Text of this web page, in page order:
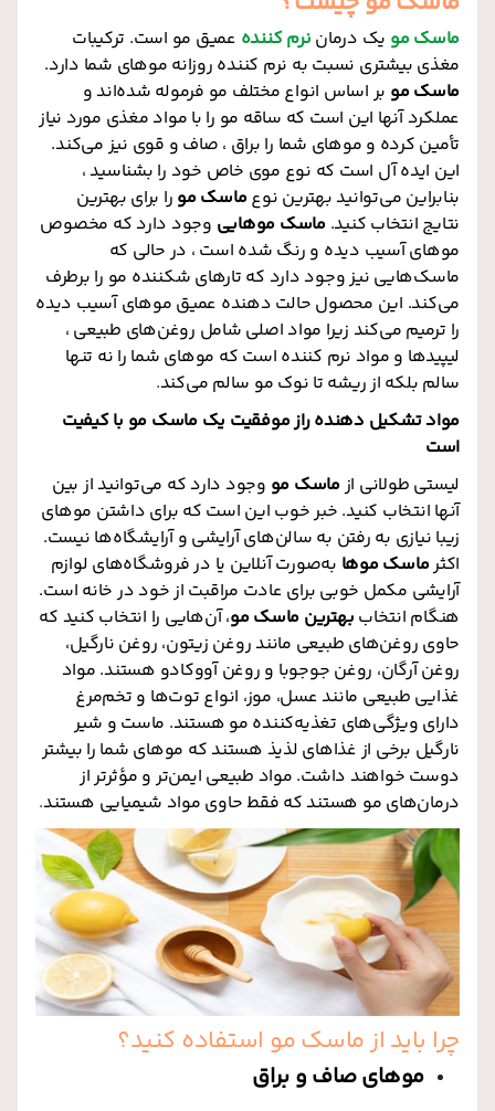
ماسک مو یک درمان نرم کننده عمیق مو است. ترکیبات
مغذی بیشتری نسبت به نرم کننده روزانه موهای شما دارد.
ماسک مو بر اساس انواع مختلف مو فرموله شده‌اند و
عملکرد آنها این است که ساقه مو را با مواد مغذی مورد نیاز
تأمین کرده و موهای شما را براق ، صاف و قوی نیز می‌کند.
این ایده آل است که نوع موی خاص خود را بشناسید ،
بنابراین می‌توانید بهترین نوعماسک مو را برای بهترین
نتایج انتخاب کنید.ماسک موهایی وجود دارد که مخصوص
موهای آسیب دیده و رنگ شده است ، در حالی که
ماسک‌هایی نیز وجود دارد که تارهای شکننده مو را برطرف
می‌کند. این محصول حالت دهنده عمیق موهای آسیب دیده
را ترمیم می‌کند زیرا مواد اصلی شامل روغن‌های طبیعی ،
لیپیدها و مواد نرم کننده است که موهای شما را نه تنها
سالم بلکه از ریشه تا نوک مو سالم می‌کند.
مواد تشکیل دهنده راز موفقیت یک ماسک مو با کیفیت
است
لیستی طولانی ازماسک مو وجود دارد که می‌توانید از بین
آنها انتخاب کنید. خبر خوب این است که برای داشتن موهای
زیبا نیازی به رفتن به سالن‌های آرایشی و آرایشگاه‌ها نیست.
اکثرماسک موها به‌صورت آنلاین یا در فروشگاه‌های لوازم
آرایشی مکمل خوبی برای عادت مراقبت از خود در خانه است.
هنگام انتخاب بهترین ماسک مو، آن‌هایی را انتخاب کنید که
حاوی روغن‌های طبیعی مانند روغن زیتون، روغن نارگیل،
روغن آرگان، روغن جوجوبا و روغن آووکادو هستند. مواد
غذایی طبیعی مانند عسل، موز، انواع توت‌ها و تخم‌مرغ
دارای ویژگی‌های تغذیه‌کننده مو هستند. ماست و شیر
نارگیل برخی از غذاهای لذیذ هستند که موهای شما را بیشتر
دوست خواهند داشت. مواد طبیعی ایمن‌تر و مؤثرتر از
درمان‌های مو هستند که فقط حاوی مواد شیمیایی هستند.
چرا باید از ماسک مو استفاده کنید؟
موهای صاف و براق